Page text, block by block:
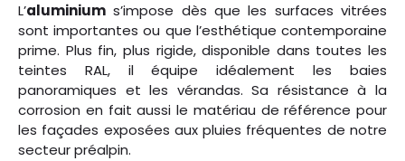
L’aluminium s’impose dès que les surfaces vitrées
sont importantes ou que l’esthétique contemporaine
prime. Plus fin, plus rigide, disponible dans toutes les
teintes RAL, il équipe idéalement les baies
panoramiques et les vérandas. Sa résistance à la
corrosion en fait aussi le matériau de référence pour
les façades exposées aux pluies fréquentes de notre
secteur préalpin.